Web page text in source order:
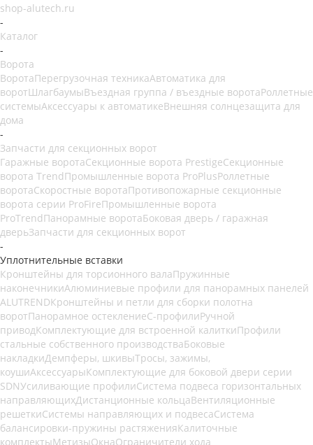
shop-alutech.ru
-
Каталог
-
Ворота
ВоротаПерегрузочная техникаАвтоматика для
воротШлагбаумыВъездная группа / въездные воротаРоллетные
системыАксессуары к автоматикеВнешняя солнцезащита для
дома
-
Запчасти для секционных ворот
Гаражные воротаСекционные ворота PrestigeСекционные
ворота TrendПромышленные ворота ProPlusРоллетные
воротаСкоростные воротаПротивопожарные секционные
ворота серии ProFireПромышленные ворота
ProTrendПанорамные воротаБоковая дверь / гаражная
дверьЗапчасти для секционных ворот
-
Уплотнительные вставки
Кронштейны для торсионного валаПружинные
наконечникиАлюминиевые профили для панорамных панелей
ALUTRENDКронштейны и петли для сборки полотна
воротПанорамное остеклениеС-профилиРучной
приводКомплектующие для встроенной калиткиПрофили
стальные собственного производстваБоковые
накладкиДемпферы, шкивыТросы, зажимы,
коушиАксессуарыКомплектующие для боковой двери серии
SDNУсиливающие профилиСистема подвеса горизонтальных
направляющихДистанционные кольцаВентиляционные
решеткиСистемы направляющих и подвесаСистема
балансировки-пружины растяженияКалиточные
комплектыМетизыОкнаОграничители хода